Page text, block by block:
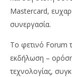
Mastercard,
συνεργασία.
Το φετινό Forum
εκδήλωση –
τεχνολογίας,